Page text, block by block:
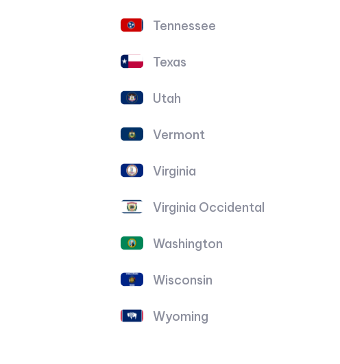
Tennessee
Texas
Utah
Vermont
Virginia
Virginia Occidental
Washington
Wisconsin
Wyoming